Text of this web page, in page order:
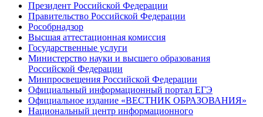
Президент Российской Федерации
Правительство Российской Федерации
Рособрнадзор
Высшая аттестационная комиссия
Государственные услуги
Министерство науки и высшего образования
Российской Федерации
Минпросвещения Российской Федерации
Официальный информационный портал ЕГЭ
Официальное издание «ВЕСТНИК ОБРАЗОВАНИЯ»
Национальный центр информационного